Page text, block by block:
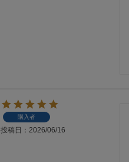
購入者
投稿日 2026/06/16